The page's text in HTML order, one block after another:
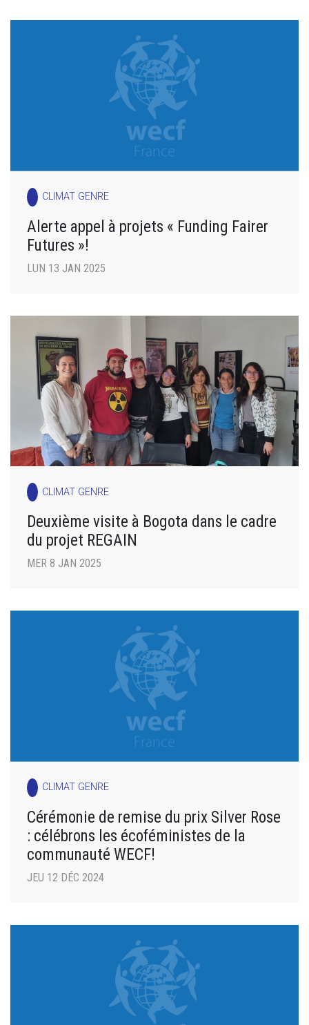
CLIMAT GENRE
Alerte appel à projets « Funding Fairer
Futures »!
LUN 13 JAN 2025
CLIMAT GENRE
Deuxième visite à Bogota dans le cadre
du projet REGAIN
MER 8 JAN 2025
CLIMAT GENRE
Cérémonie de remise du prix Silver Rose
: célébrons les écoféministes de la
communauté WECF!
JEU 12 DÉC 2024